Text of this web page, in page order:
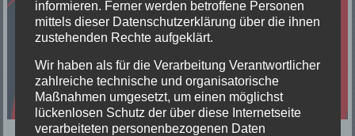
informieren. Ferner werden betroffene Personen
mittels dieser Datenschutzerklärung über die ihnen
zustehenden Rechte aufgeklärt.
Wir haben als für die Verarbeitung Verantwortlicher
zahlreiche technische und organisatorische
Maßnahmen umgesetzt, um einen möglichst
lückenlosen Schutz der über diese Internetseite
verarbeiteten personenbezogenen Daten